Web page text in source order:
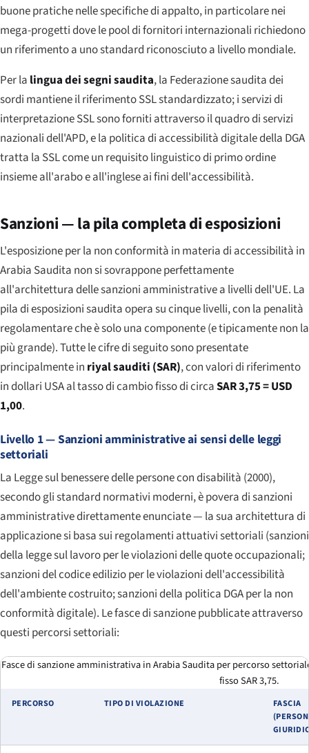
buone pratiche nelle specifiche di appalto, in particolare nei
mega-progetti dove le pool di fornitori internazionali richiedono
un riferimento a uno standard riconosciuto a livello mondiale.
Per la lingua dei segni saudita, la Federazione saudita dei
sordi mantiene il riferimento SSL standardizzato; i servizi di
interpretazione SSL sono forniti attraverso il quadro di servizi
nazionali dell'APD, e la politica di accessibilità digitale della DGA
tratta la SSL come un requisito linguistico di primo ordine
insieme all'arabo e all'inglese ai fini dell'accessibilità.
Sanzioni — la pila completa di esposizioni
L'esposizione per la non conformità in materia di accessibilità in
Arabia Saudita non si sovrappone perfettamente
all'architettura delle sanzioni amministrative a livelli dell'UE. La
pila di esposizioni saudita opera su cinque livelli, con la penalità
regolamentare che è solo una componente (e tipicamente non la
più grande). Tutte le cifre di seguito sono presentate
principalmente in riyal sauditi (SAR), con valori di riferimento
in dollari USA al tasso di cambio fisso di circaSAR 3,75 = USD
1,00.
Livello 1 — Sanzioni amministrative ai sensi delle leggi
settoriali
La Legge sul benessere delle persone con disabilità (2000),
secondo gli standard normativi moderni, è povera di sanzioni
amministrative direttamente enunciate — la sua architettura di
applicazione si basa sui regolamenti attuativi settoriali (sanzioni
della legge sul lavoro per le violazioni delle quote occupazionali;
sanzioni del codice edilizio per le violazioni dell'accessibilità
dell'ambiente costruito; sanzioni della politica DGA per la non
conformità digitale). Le fasce di sanzione pubblicate attraverso
questi percorsi settoriali:
Fasce di sanzione amministrativa in Arabia Saudita per percorso
fisso SAR 3,75.
PERCORSO TIPO DI VIOLAZIONE
FASCIA